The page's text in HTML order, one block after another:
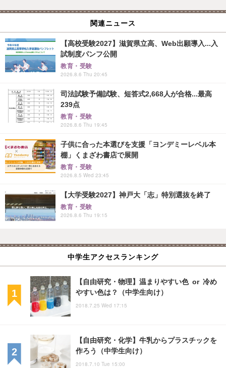
関連ニュース
【高校受験2027】滋賀県立高、Web出願導入...入
試制度パンフ公開
教育・受験
2026.8.6 Thu 20:45
司法試験予備試験、短答式2,668人が合格...最高
239点
教育・受験
2026.8.6 Thu 19:45
子供に合った本選びを支援「ヨンデミーレベル本
棚」くまざわ書店で展開
教育・受験
2026.8.5 Wed 23:45
【大学受験2027】神戸大「志」特別選抜を終了
教育・受験
2026.8.6 Thu 19:15
中学生アクセスランキング
【自由研究・物理】温まりやすい色 or 冷め
やすい色は？（中学生向け）
2018.7.25 Wed 17:15
【自由研究・化学】牛乳からプラスチックを
作ろう（中学生向け）
2018.7.10 Tue 15:00